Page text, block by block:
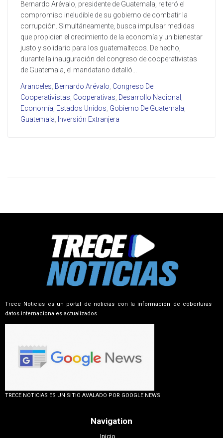
Bernardo Arévalo, presidente de Guatemala, reiteró el
compromiso ineludible de su gobierno de combatir la
corrupción. Simultáneamente, busca impulsar medidas
que propicien el crecimiento de la economía y un bienestar
justo y solidario para los guatemaltecos. De hecho,
durante la inauguración del congreso de cooperativistas
de Guatemala, el mandatario detalló...
Aranceles Bernardo Arévalo Congreso De
Cooperativistas Cooperativas Desarrollo Nacional
Economía Estados Unidos Gobierno De Guatemala
Guatemala
Inversión Extranjera
Trece Noticias es un portal de noticias con la información de coberturas
datos internacionales actualizados
TRECE NOTICIAS ES UN SITIO AVALADO POR GOOGLE NEWS
Navigation
Inicio